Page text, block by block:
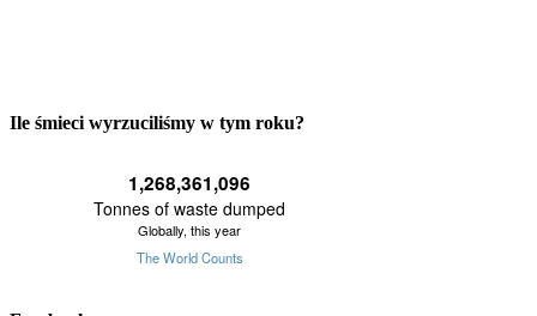
Ile śmieci wyrzuciliśmy w tym roku?